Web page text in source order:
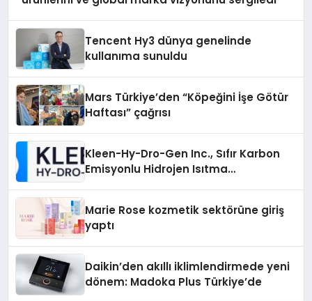
Tencent Hy3 dünya genelinde
kullanıma sunuldu
Mars Türkiye’den “Köpeğini İşe Götür
Haftası” çağrısı
Kleen-Hy-Dro-Gen Inc., Sıfır Karbon
Emisyonlu Hidrojen Isıtma
Marie Rose kozmetik sektörüne giriş
yaptı
Daikin’den akıllı iklimlendirmede yeni
dönem: Madoka Plus Türkiye’de